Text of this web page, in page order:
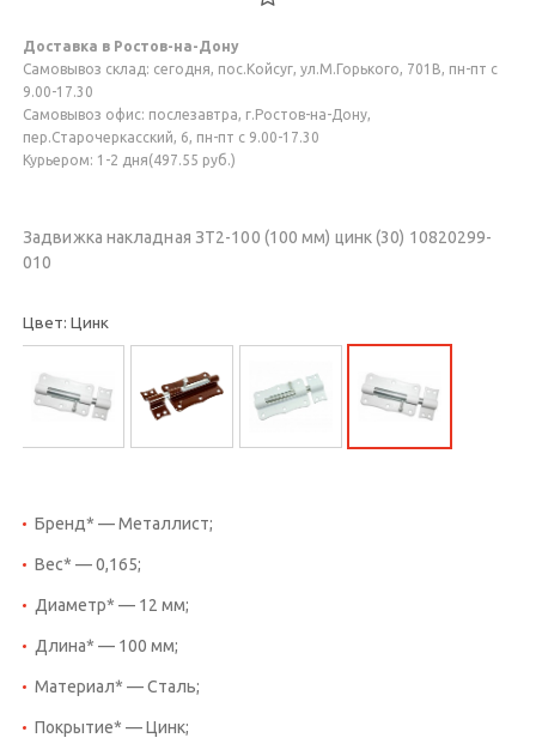
Доставка в Ростов-на-Дону
Самовывоз склад: сегодня, пос.Койсуг, ул.М.Горького, 701В, пн-пт с
9.00-17.30
Самовывоз офис: послезавтра, г.Ростов-на-Дону,
пер.Старочеркасский, 6, пн-пт с 9.00-17.30
Курьером: 1-2 дня(497.55 руб.)
Задвижка накладная ЗТ2-100 (100 мм) цинк (30) 10820299-
010
Цвет: Цинк
Бренд* — Металлист;
Вес* — 0,165;
Диаметр* — 12 мм;
Длина* — 100 мм;
Материал* — Сталь;
Покрытие* — Цинк;